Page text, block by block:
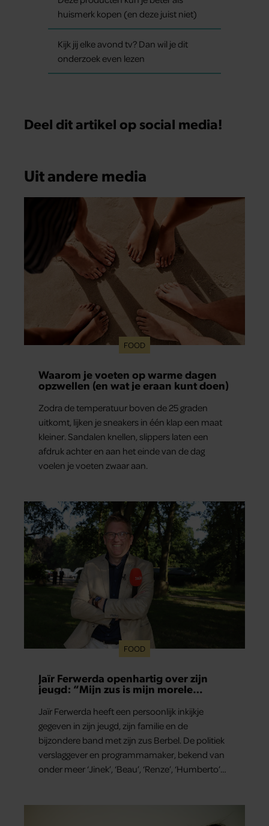
huismerk kopen (en deze juist niet)
Kijk jij elke avond tv? Dan wil je dit
onderzoek even lezen
Deel dit artikel op social media!
Uit andere media
FOOD
Waarom je voeten op warme dagen
opzwellen (en wat je eraan kunt doen)
Zodra de temperatuur boven de 25 graden
uitkomt, lijken je sneakers in één klap een maat
kleiner. Sandalen knellen, slippers laten een
afdruk achter en aan het einde van de dag
voelen je voeten zwaar aan.
FOOD
Jaïr Ferwerda openhartig over zijn
jeugd: “Mijn zus is mijn morele
Jaïr Ferwerda heeft een persoonlijk inkijkje
gegeven in zijn jeugd, zijn familie en de
bijzondere band met zijn zus Berbel. De politiek
verslaggever en programmamaker, bekend van
onder meer ‘Jinek’, ‘Beau’, ‘Renze’, ‘Humberto’